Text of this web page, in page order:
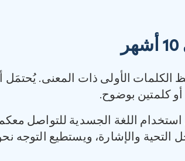
10 أشهر
الكلمات الأولى ذات المعنى.
أو كلمتين بوضوح.
استخدام اللغة الجسدية
التحية والإشارة، ويستطيع